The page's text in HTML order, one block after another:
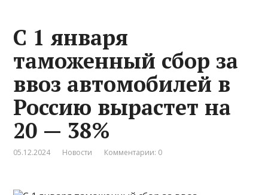
С 1 января
таможенный сбор за
ввоз автомобилей в
Россию вырастет на
20 — 38%
05.12.2024 Новости Комментарии: 0